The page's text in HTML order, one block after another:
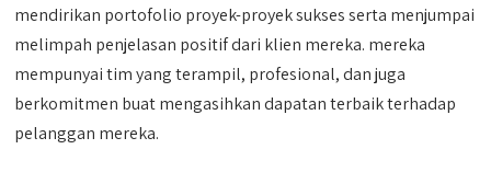
mendirikan portofolio proyek-proyek sukses serta menjumpai
melimpah penjelasan positif dari klien mereka. mereka
mempunyai tim yang terampil, profesional, dan juga
berkomitmen buat mengasihkan dapatan terbaik terhadap
pelanggan mereka.